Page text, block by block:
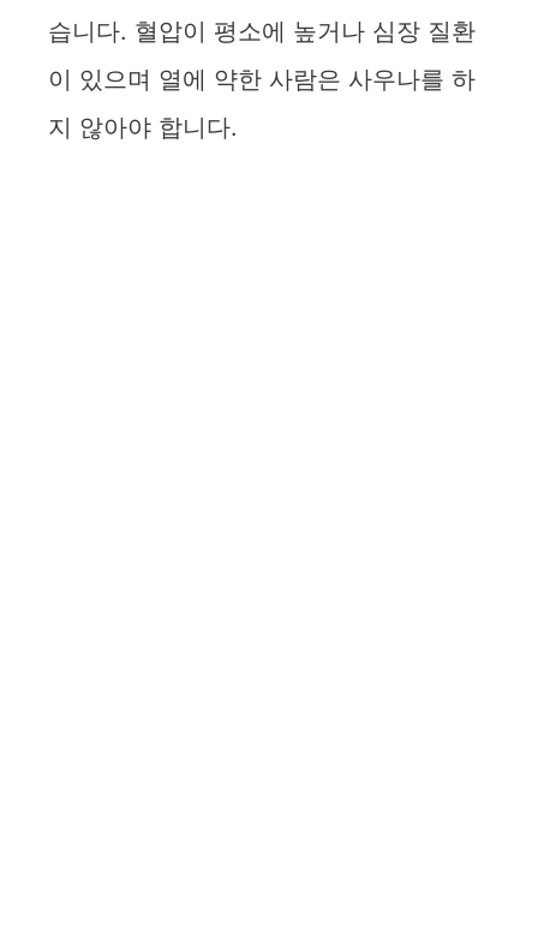
습니다. 혈압이 평소에 높거나 심장 질환
이 있으며 열에 약한 사람은 사우나를 하
지 않아야 합니다.